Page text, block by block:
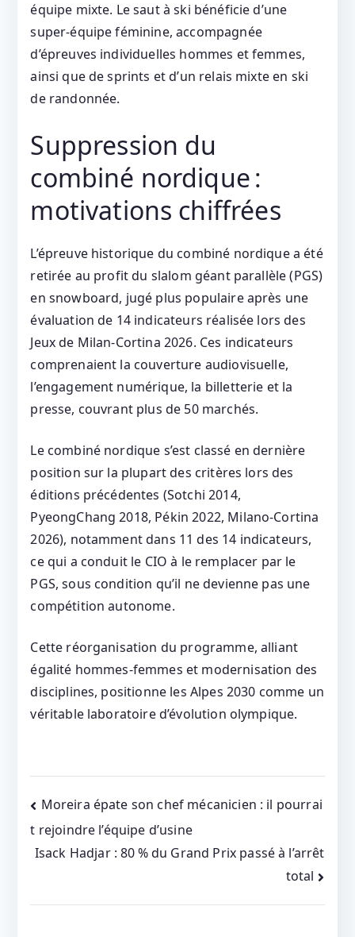
équipe mixte. Le saut à ski bénéficie d’une
super‑équipe féminine, accompagnée
d’épreuves individuelles hommes et femmes,
ainsi que de sprints et d’un relais mixte en ski
de randonnée.
Suppression du
combiné nordique :
motivations chiffrées
L’épreuve historique du combiné nordique a été
retirée au profit du slalom géant parallèle (PGS)
en snowboard, jugé plus populaire après une
évaluation de 14 indicateurs réalisée lors des
Jeux de Milan‑Cortina 2026. Ces indicateurs
comprenaient la couverture audiovisuelle,
l’engagement numérique, la billetterie et la
presse, couvrant plus de 50 marchés.
Le combiné nordique s’est classé en dernière
position sur la plupart des critères lors des
éditions précédentes (Sotchi 2014,
PyeongChang 2018, Pékin 2022, Milano‑Cortina
2026), notamment dans 11 des 14 indicateurs,
ce qui a conduit le CIO à le remplacer par le
PGS, sous condition qu’il ne devienne pas une
compétition autonome.
Cette réorganisation du programme, alliant
égalité hommes‑femmes et modernisation des
disciplines, positionne les Alpes 2030 comme un
véritable laboratoire d’évolution olympique.
Post
navigation
Moreira épate son chef mécanicien : il pourrai
t rejoindre l’équipe d’usine
Isack Hadjar : 80 % du Grand Prix passé à l’arrêt
total